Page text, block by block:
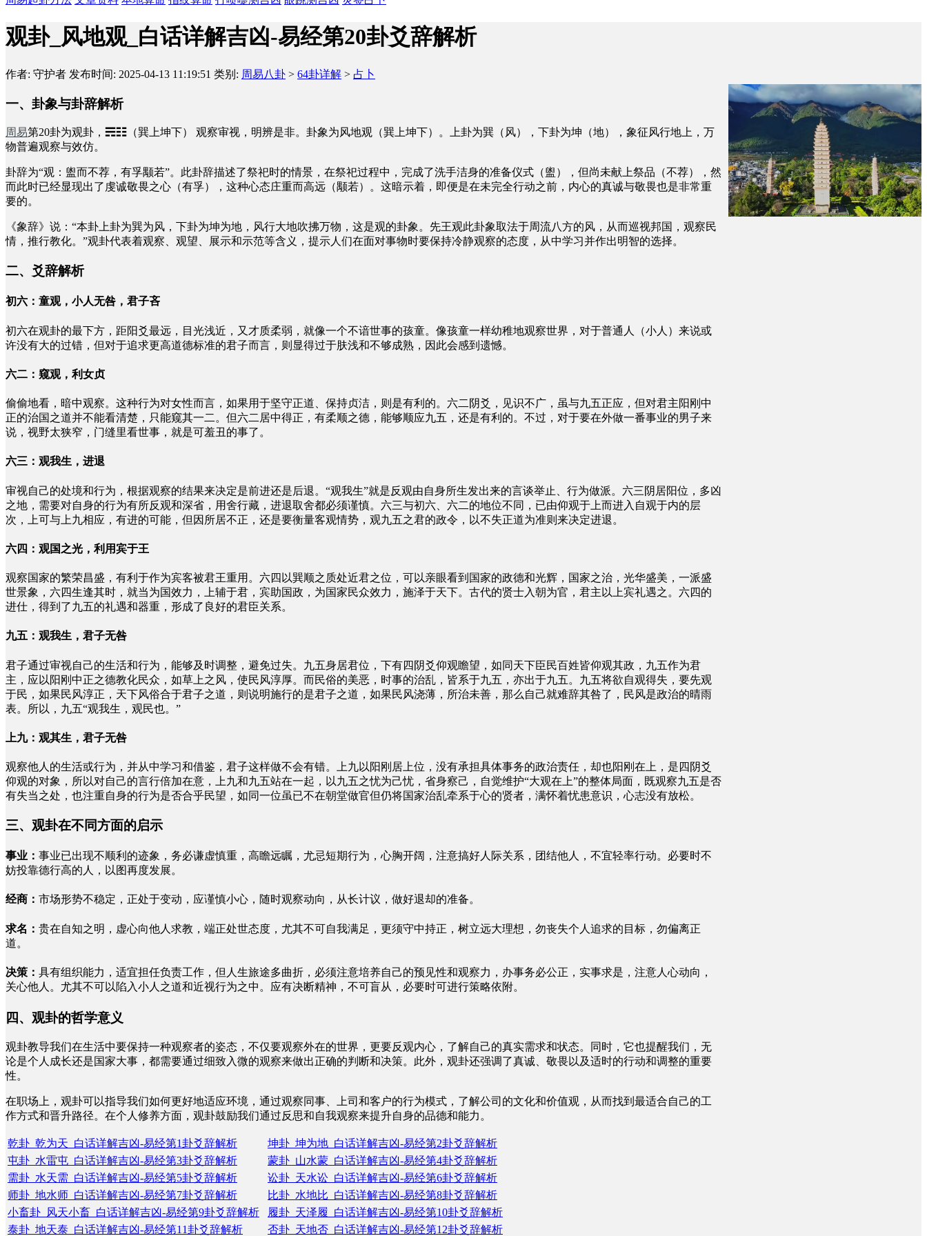
观卦_风地观_白话详解吉凶-易经第20卦爻辞解析
作者: 守护者 发布时间: 2025-04-13 11:19:51 类别: 周易八卦 > 64卦详解 > 占卜
一、卦象与卦辞解析
周易第20卦为观卦，☴☷（巽上坤下）
观察审视，明辨是非。卦象为风地观（巽上坤下）。上卦为巽（风），下卦为坤（地），象征风行地上，万
物普遍观察与效仿。
卦辞为“观：盥而不荐，有孚颙若”。此卦辞描述了祭祀时的情景，在祭祀过程中，完成了洗手洁身的准备仪式（盥），但尚未献上祭品（不荐），然
而此时已经显现出了虔诚敬畏之心（有孚），这种心态庄重而高远（颙若）。这暗示着，即便是在未完全行动之前，内心的真诚与敬畏也是非常重
要的。
《象辞》说：“本卦上卦为巽为风，下卦为坤为地，风行大地吹拂万物，这是观的卦象。先王观此卦象取法于周流八方的风，从而巡视邦国，观察民
情，推行教化。”观卦代表着观察、观望、展示和示范等含义，提示人们在面对事物时要保持冷静观察的态度，从中学习并作出明智的选择。
二、爻辞解析
初六：童观，小人无咎，君子吝
初六在观卦的最下方，距阳爻最远，目光浅近，又才质柔弱，就像一个不谙世事的孩童。像孩童一样幼稚地观察世界，对于普通人（小人）来说或
许没有大的过错，但对于追求更高道德标准的君子而言，则显得过于肤浅和不够成熟，因此会感到遗憾。
六二：窥观，利女贞
偷偷地看，暗中观察。这种行为对女性而言，如果用于坚守正道、保持贞洁，则是有利的。六二阴爻，见识不广，虽与九五正应，但对君主阳刚中
正的治国之道并不能看清楚，只能窥其一二。但六二居中得正，有柔顺之德，能够顺应九五，还是有利的。不过，对于要在外做一番事业的男子来
说，视野太狭窄，门缝里看世事，就是可羞丑的事了。
六三：观我生，进退
审视自己的处境和行为，根据观察的结果来决定是前进还是后退。“观我生”就是反观由自身所生发出来的言谈举止、行为做派。六三阴居阳位，多凶
之地，需要对自身的行为有所反观和深省，用舍行藏，进退取舍都必须谨慎。六三与初六、六二的地位不同，已由仰观于上而进入自观于内的层
次，上可与上九相应，有进的可能，但因所居不正，还是要衡量客观情势，观九五之君的政令，以不失正道为准则来决定进退。
六四：观国之光，利用宾于王
观察国家的繁荣昌盛，有利于作为宾客被君王重用。六四以巽顺之质处近君之位，可以亲眼看到国家的政德和光辉，国家之治，光华盛美，一派盛
世景象，六四生逢其时，就当为国效力，上辅于君，宾助国政，为国家民众效力，施泽于天下。古代的贤士入朝为官，君主以上宾礼遇之。六四的
进仕，得到了九五的礼遇和器重，形成了良好的君臣关系。
九五：观我生，君子无咎
君子通过审视自己的生活和行为，能够及时调整，避免过失。九五身居君位，下有四阴爻仰观瞻望，如同天下臣民百姓皆仰观其政，九五作为君
主，应以阳刚中正之德教化民众，如草上之风，使民风淳厚。而民俗的美恶，时事的治乱，皆系于九五，亦出于九五。九五将欲自观得失，要先观
于民，如果民风淳正，天下风俗合于君子之道，则说明施行的是君子之道，如果民风浇薄，所治未善，那么自己就难辞其咎了，民风是政治的晴雨
表。所以，九五“观我生，观民也。”
上九：观其生，君子无咎
观察他人的生活或行为，并从中学习和借鉴，君子这样做不会有错。上九以阳刚居上位，没有承担具体事务的政治责任，却也阳刚在上，是四阴爻
仰观的对象，所以对自己的言行倍加在意，上九和九五站在一起，以九五之忧为己忧，省身察己，自觉维护“大观在上”的整体局面，既观察九五是否
有失当之处，也注重自身的行为是否合乎民望，如同一位虽已不在朝堂做官但仍将国家治乱牵系于心的贤者，满怀着忧患意识，心志没有放松。
三、观卦在不同方面的启示
事业： 事业已出现不顺利的迹象，务必谦虚慎重，高瞻远瞩，尤忌短期行为，心胸开阔，注意搞好人际关系，团结他人，不宜轻率行动。必要时不
妨投靠德行高的人，以图再度发展。
经商： 市场形势不稳定，正处于变动，应谨慎小心，随时观察动向，从长计议，做好退却的准备。
求名： 贵在自知之明，虚心向他人求教，端正处世态度，尤其不可自我满足，更须守中持正，树立远大理想，勿丧失个人追求的目标，勿偏离正
道。
决策： 具有组织能力，适宜担任负责工作，但人生旅途多曲折，必须注意培养自己的预见性和观察力，办事务必公正，实事求是，注意人心动向，
关心他人。尤其不可以陷入小人之道和近视行为之中。应有决断精神，不可盲从，必要时可进行策略依附。
四、观卦的哲学意义
观卦教导我们在生活中要保持一种观察者的姿态，不仅要观察外在的世界，更要反观内心，了解自己的真实需求和状态。同时，它也提醒我们，无
论是个人成长还是国家大事，都需要通过细致入微的观察来做出正确的判断和决策。此外，观卦还强调了真诚、敬畏以及适时的行动和调整的重要
性。
在职场上，观卦可以指导我们如何更好地适应环境，通过观察同事、上司和客户的行为模式，了解公司的文化和价值观，从而找到最适合自己的工
作方式和晋升路径。在个人修养方面，观卦鼓励我们通过反思和自我观察来提升自身的品德和能力。
乾卦_乾为天_白话详解吉凶-易经第1卦爻辞解析
坤卦_坤为地_白话详解吉凶-易经第2卦爻辞解析
屯卦_水雷屯_白话详解吉凶-易经第3卦爻辞解析
蒙卦_山水蒙_白话详解吉凶-易经第4卦爻辞解析
需卦_水天需_白话详解吉凶-易经第5卦爻辞解析
讼卦_天水讼_白话详解吉凶-易经第6卦爻辞解析
师卦_地水师_白话详解吉凶-易经第7卦爻辞解析
比卦_水地比_白话详解吉凶-易经第8卦爻辞解析
小畜卦_风天小畜_白话详解吉凶-易经第9卦爻辞解析
履卦_天泽履_白话详解吉凶-易经第10卦爻辞解析
泰卦_地天泰_白话详解吉凶-易经第11卦爻辞解析
否卦_天地否_白话详解吉凶-易经第12卦爻辞解析